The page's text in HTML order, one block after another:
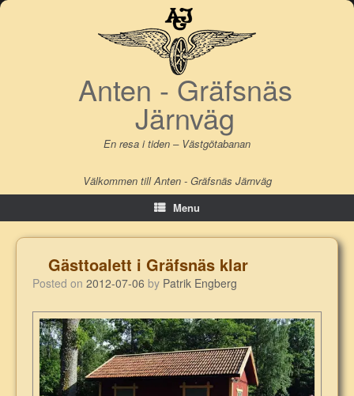
Skip
Anten - Gräfsnäs
Järnväg
En resa i tiden – Västgötabanan
Välkommen till Anten - Gräfsnäs Järnväg
Menu
Gästtoalett i Gräfsnäs klar
Posted on 2012-07-06 by Patrik Engberg